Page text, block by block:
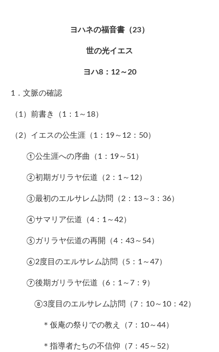
ヨハネの福音書（23）
世の光イエス
ヨハ8：12～20
1．文脈の確認
（1）前書き（1：1～18）
（2）イエスの公生涯（1：19～12：50）
①公生涯への序曲（1：19～51）
②初期ガリラヤ伝道（2：1～12）
③最初のエルサレム訪問（2：13～3：36）
④サマリア伝道（4：1～42）
⑤ガリラヤ伝道の再開（4：43～54）
⑥2度目のエルサレム訪問（5：1～47）
⑦後期ガリラヤ伝道（6：1～7：9）
⑧3度目のエルサレム訪問（7：10～10：42）
＊仮庵の祭りでの教え（7：10～44）
＊指導者たちの不信仰（7：45～52）